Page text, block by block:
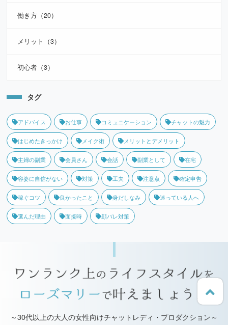
働き方（20）
メリット（3）
初心者（3）
タグ
アドバイス お仕事 コミュニケーション チャットの魅力
はじめたきっかけ メイク術 メリットとデメリット
主婦の副業 会員さん 会話 副業として 在宅
容姿に自信がない 対策 工夫 注意点 確定申告
稼ぐコツ 良かったこと 身だしなみ 迷っている人へ
選んだ理由 面接時 顔バレ対策
～30代以上の大人の女性向けチャットレディ・プロダクション～